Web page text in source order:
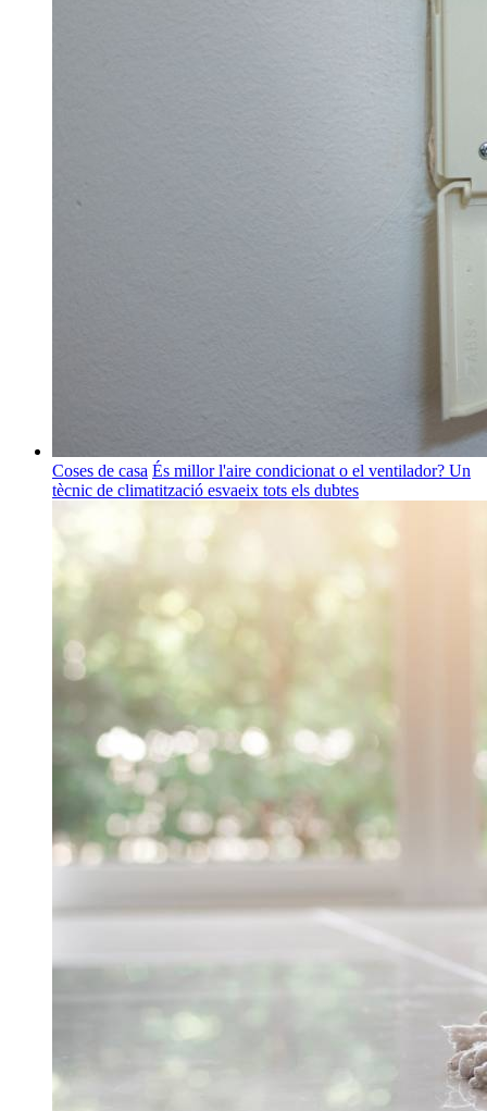
Coses de casa És millor l'aire condicionat o el ventilador? Un
tècnic de climatització esvaeix tots els dubtes